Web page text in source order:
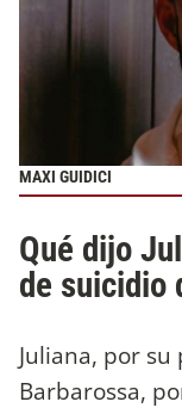
MAXI GUIDICI
Qué dijo
de suicidio
Juliana, por
Barbarossa,